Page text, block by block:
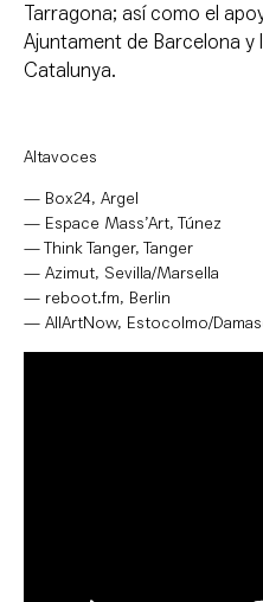
Tarragona; así como el
Ajuntament de Barcelona y
Catalunya.
Altavoces
— Box24, Argel
— Espace Mass’Art, Túnez
— Think Tanger, Tanger
— Azimut, Sevilla/Marsella
— reboot.fm, Berlin
— AllArtNow, Estocolmo/